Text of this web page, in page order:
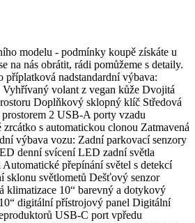
modelu - podmínky koupě získáte u
na nás obrátit, rádi pomůžeme s detaily.
příplatková nadstandardní výbava:
Vyhřívaný volant z vegan kůže Dvojitá
Doplňkový sklopný klíč Středová
2 USB-A porty vzadu
s automatickou clonou Zatmavená
výbava vozu: Zadní parkovací senzory
denní svícení LED zadní světla
přepínání světel s detekcí
sklonu světlometů Dešťový senzor
klimatizace 10“ barevný a dotykový
digitální přístrojový panel Digitální
USB-C port vpředu